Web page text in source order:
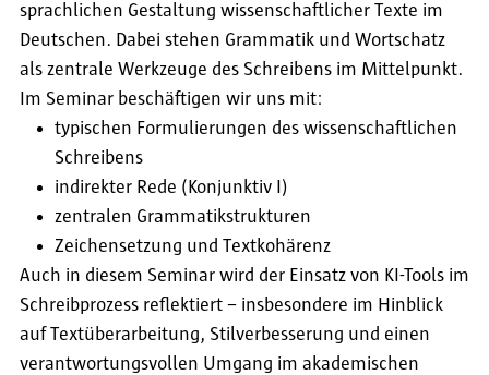
sprachlichen Gestaltung wissenschaftlicher Texte im
Deutschen. Dabei stehen Grammatik und Wortschatz
als zentrale Werkzeuge des Schreibens im Mittelpunkt.
Im Seminar beschäftigen wir uns mit:
typischen Formulierungen des wissenschaftlichen
Schreibens
indirekter Rede (Konjunktiv I)
zentralen Grammatikstrukturen
Zeichensetzung und Textkohärenz
Auch in diesem Seminar wird der Einsatz von KI-Tools im
Schreibprozess reflektiert – insbesondere im Hinblick
auf Textüberarbeitung, Stilverbesserung und einen
verantwortungsvollen Umgang im akademischen